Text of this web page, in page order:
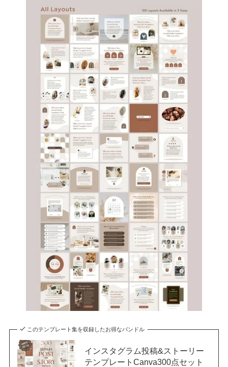
このテンプレート集を収録したお得なバンドル
インスタグラム投稿&ストーリー
テンプレートCanva300点セット